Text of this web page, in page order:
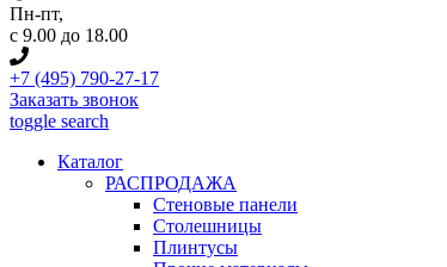
Пн-пт,
с 9.00 до 18.00
+7 (495) 790-27-17
Заказать звонок
toggle search
Каталог
РАСПРОДАЖА
Стеновые панели
Столешницы
Плинтусы